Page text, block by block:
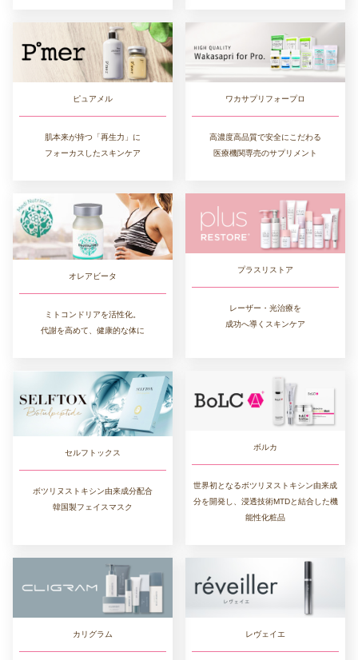
ピュアメル
肌本来が持つ「再生力」に
フォーカスしたスキンケア
ワカサプリフォープロ
高濃度高品質で安全にこだわる
医療機関専売のサプリメント
オレアビータ
ミトコンドリアを活性化。
代謝を高めて、健康的な体に
プラスリストア
レーザー・光治療を
成功へ導くスキンケア
セルフトックス
ボツリヌストキシン由来成分配合
韓国製フェイスマスク
ボルカ
世界初となるボツリヌストキシン由来成
分を開発し、浸透技術MTDと結合した機
能性化粧品
カリグラム レヴェイエ